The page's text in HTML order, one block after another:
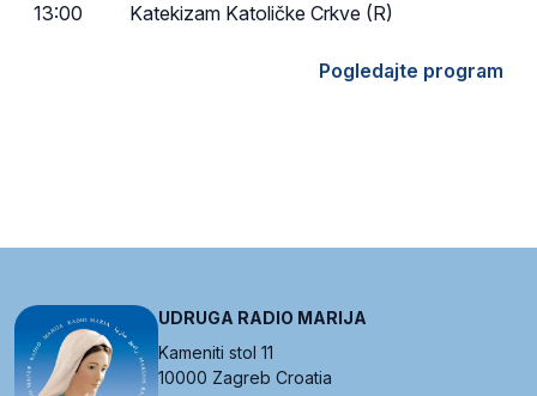
13:00 Katekizam Katoličke Crkve (R)
Pogledajte program
UDRUGA RADIO MARIJA
Kameniti stol 11
10000 Zagreb Croatia